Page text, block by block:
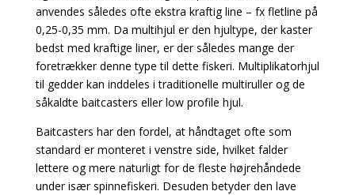
anvendes således ofte ekstra kraftig line – fx fletline på
0,25-0,35 mm. Da multihjul er den hjultype, der kaster
bedst med kraftige liner, er der således mange der
foretrækker denne type til dette fiskeri. Multiplikatorhjul
til gedder kan inddeles i traditionelle multiruller og de
såkaldte baitcasters ellerlow profile hjul.
Baitcasters har den fordel, at håndtaget ofte som
standard er monteret i venstre side, hvilket falder
lettere og mere naturligt for de fleste højrehåndede
under især spinnefiskeri. Desuden betyder den lave